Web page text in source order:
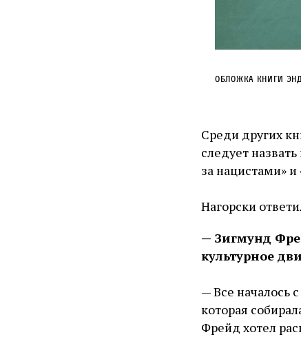
Обложка книги
Среди других
следует
за нацистами»
Нагорски
— Зигмунд
культурное
— Все началось
которая
Фрейд хотел